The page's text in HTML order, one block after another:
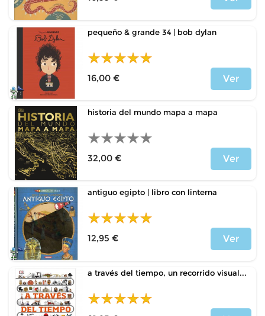
pequeño & grande 34 | bob dylan
16,00 €
Ver
historia del mundo mapa a mapa
32,00 €
Ver
antiguo egipto | libro con linterna
12,95 €
Ver
a través del tiempo, un recorrido visual...